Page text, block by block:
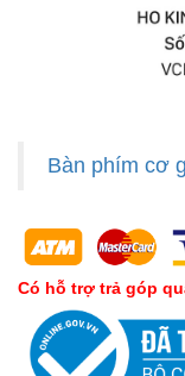
Bàn phím cơ
Có hỗ trợ trả góp